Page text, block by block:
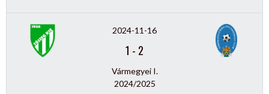
2024-11-16
1 - 2
Vármegyei I.
2024/2025